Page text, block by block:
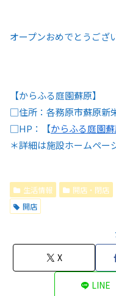
オープンおめでとうござ
【からふる庭園蘇原】
□住所：各務原市蘇原新
□HP：【からふる庭園
＊詳細は施設ホームペー
生活情報 開店・閉店
開店
X
LINE